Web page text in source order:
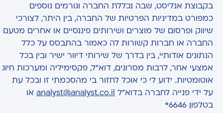
בקבוצת אנליסט, שבה נכללת החברה וגורמים נוספים
כמפורט במדיניות הפרטיות של החברה, בין היתר, לצורכי
שיווק ופרסום של מוצרים ושירותים פיננסיים או אחרים מטעם
החברה או חברות קשורות לה כאמור בהתבסס על כלל
הנתונים אודותיי, בין בדרך של שירותי דיוור ישיר ובין בכל
אמצעי אחר, לרבות מסרונים, דוא"ל, פקסימיליה ומערכות חיוג
אוטומטיות. ידוע לי כי אוכל לחזור בי מהסכמתי זו ובכל עת
על ידי פנייה לחברה בדוא"ל analyst@analyst.co.il או
בטלפון 6646*